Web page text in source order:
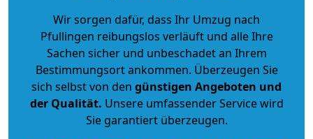
Wir sorgen dafür, dass Ihr Umzug nach
Pfullingen reibungslos verläuft und alle Ihre
Sachen sicher und unbeschadet an Ihrem
Bestimmungsort ankommen. Überzeugen Sie
sich selbst von den günstigen Angeboten und
der Qualität. Unsere umfassender Service wird
Sie garantiert überzeugen.